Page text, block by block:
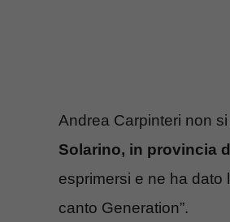
Andrea Carpinteri non
Solarino, in provincia
esprimersi e ne ha dato
canto Generation”.